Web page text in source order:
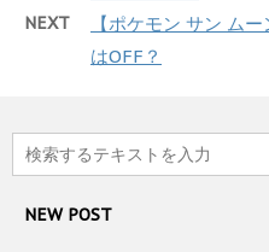
NEXT
【ポケモン サン ム
はOFF？
NEW POST